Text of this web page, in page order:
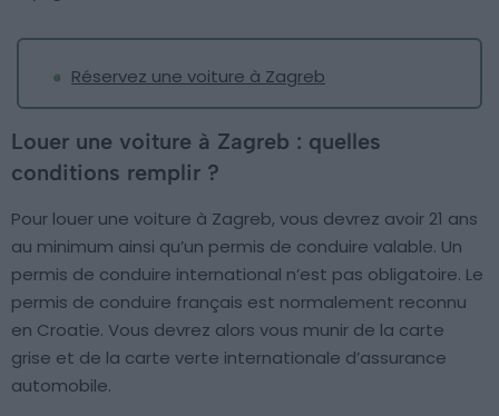
Réservez une voiture à Zagreb
Louer une voiture à Zagreb : quelles
conditions remplir ?
Pour louer une voiture à Zagreb, vous devrez avoir 21 ans
au minimum ainsi qu’un permis de conduire valable. Un
permis de conduire international n’est pas obligatoire. Le
permis de conduire français est normalement reconnu
en Croatie. Vous devrez alors vous munir de la carte
grise et de la carte verte internationale d’assurance
automobile.